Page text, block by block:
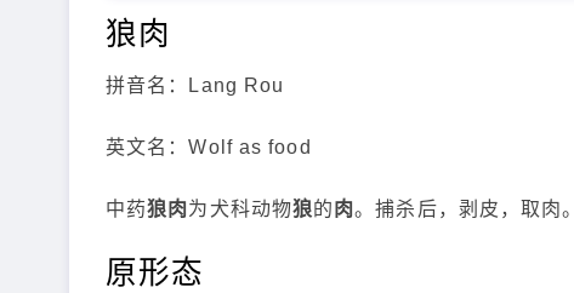
狼肉
拼音名：Lang Rou
英文名：Wolf as food
中药狼肉为犬科动物狼的 肉。捕杀后，剥皮，取肉。
原形态